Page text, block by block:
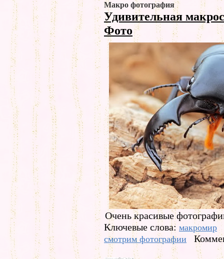
Макро фотография
Удивительная
Фото
Очень красивые
Ключевые слова: макромир
смотрим фотографии